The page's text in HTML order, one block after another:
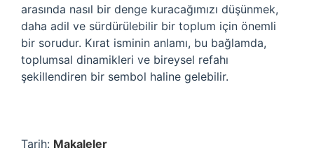
arasında nasıl bir denge kuracağımızı düşünmek,
daha adil ve sürdürülebilir bir toplum için önemli
bir sorudur. Kırat isminin anlamı, bu bağlamda,
toplumsal dinamikleri ve bireysel refahı
şekillendiren bir sembol haline gelebilir.
Tarih: Makaleler